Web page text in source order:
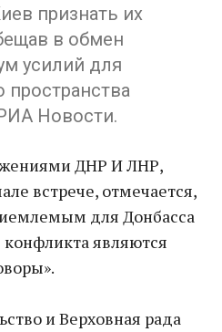
признать их
в обмен
усилий для
пространства
Новости.
ДНР И ЛНР,
встрече, отмечается,
для Донбасса
являются
и Верховная рада